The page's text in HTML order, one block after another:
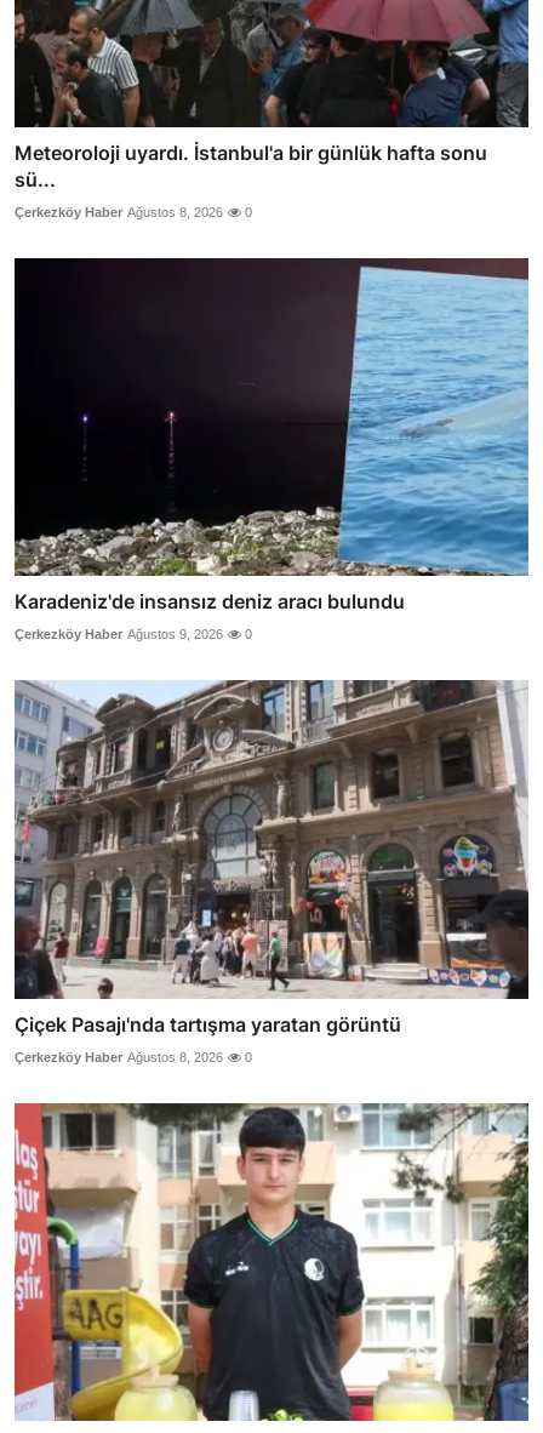
Meteoroloji uyardı. İstanbul'a bir günlük hafta sonu
sü...
Çerkezköy Haber Ağustos 8, 2026 0
Karadeniz'de insansız deniz aracı bulundu
Çerkezköy Haber Ağustos 9, 2026 0
Çiçek Pasajı'nda tartışma yaratan görüntü
Çerkezköy Haber Ağustos 8, 2026 0